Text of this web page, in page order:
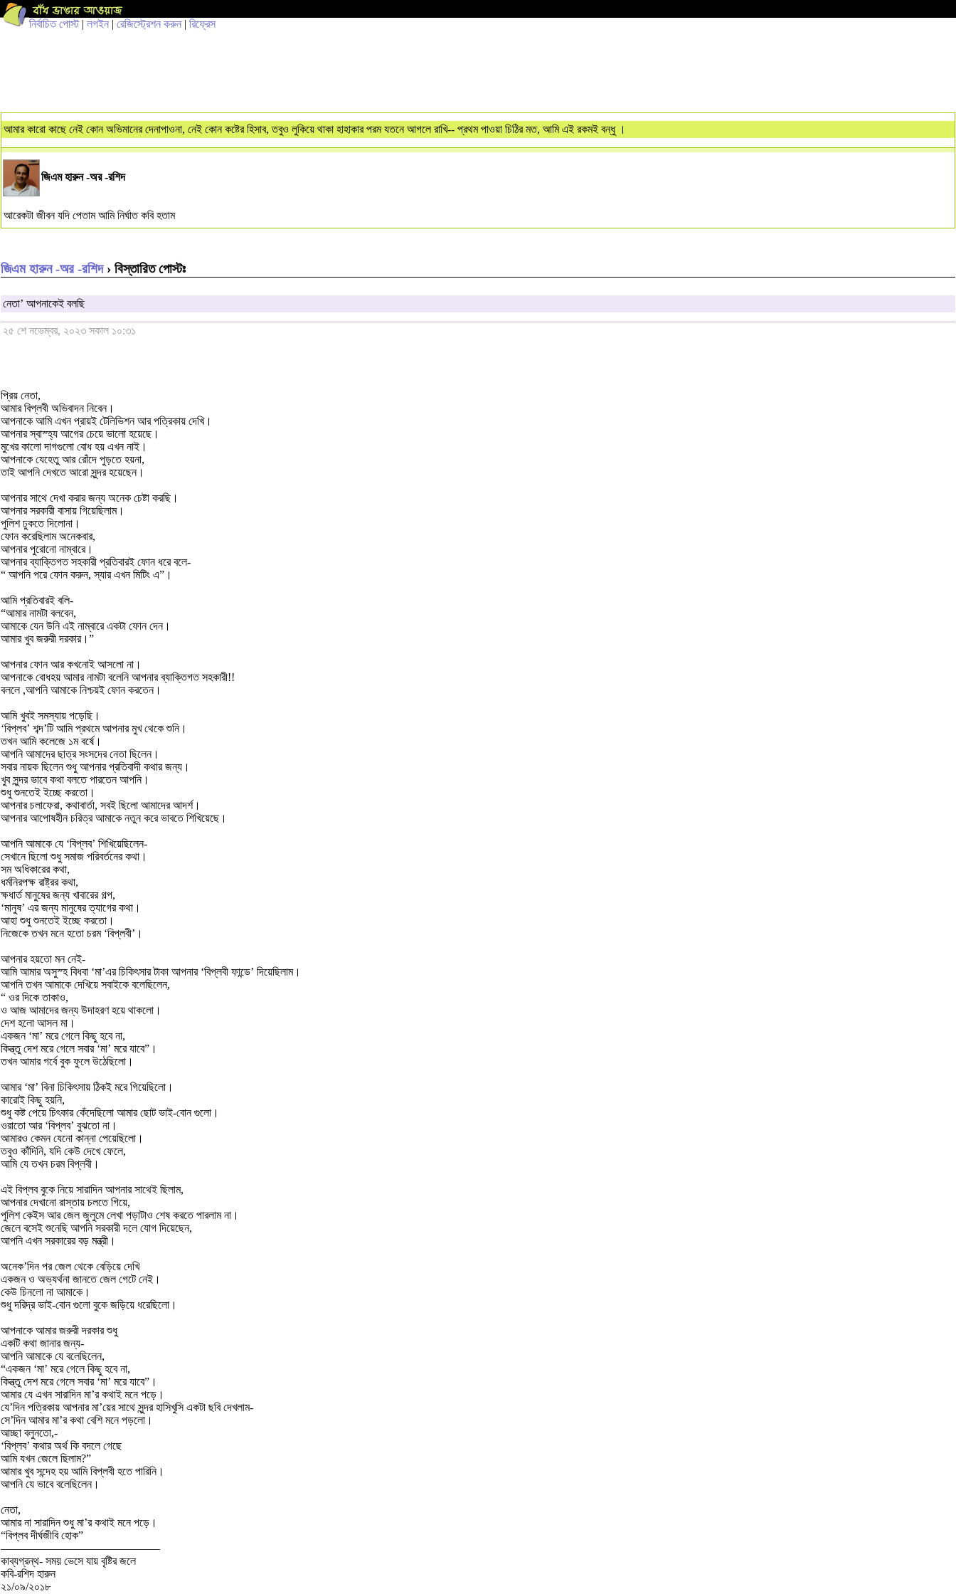
নির্বাচিত পোস্ট| লগইন | রেজিস্ট্রেশন করুন | রিফ্রেস
আমার কারো কাছে নেই কোন অভিমানের দেনাপাওনা, নেই কোন কষ্টের হিসাব, তবুও লুকিয়ে থাকা হাহাকার পরম যতনে আগলে রাখি-- প্রথম পাওয়া চিঠির মত, আমি এই রকমই বন্ধু ।
জিএম হারুন -অর -রশিদ
আরেকটা জীবন যদি পেতাম আমি নির্ঘাত কবি হতাম
জিএম হারুন -অর -রশিদ› বিস্তারিত পোস্টঃ
নেতা’ আপনাকেই বলছি
২৫ শে নভেম্বর, ২০২৩ সকাল ১০:৩১
প্রিয় নেতা,
আমার বিপ্লবী অভিবাদন নিবেন।
আপনাকে আমি এখন প্রায়ই টেলিভিশন আর পত্রিকায় দেখি।
আপনার স্বাস্হ্য আগের চেয়ে ভালো হয়েছে।
মুখের কালো দাগগুলো বোধ হয় এখন নাই।
আপনাকে যেহেতু আর রোঁদে পুড়তে হয়না,
তাই আপনি দেখতে আরো সুন্দর হয়েছেন।
আপনার সাথে দেখা করার জন্য অনেক চেষ্টা করছি।
আপনার সরকারী বাসায় গিয়েছিলাম।
পুলিশ ঢুকতে দিলোনা।
ফোন করেছিলাম অনেকবার,
আপনার পুরোনো নাম্বারে।
আপনার ব্যাক্তিগত সহকারী প্রতিবারই ফোন ধরে বলে-
“ আপনি পরে ফোন করুন, স্যার এখন মিটিং এ”।
আমি প্রতিবারই বলি-
“আমার নামটা বলবেন,
আমাকে যেন উনি এই নাম্বারে একটা ফোন দেন।
আমার খুব জরুরী দরকার।”
আপনার ফোন আর কখনোই আসলো না।
আপনাকে বোধহয় আমার নামটা বলেনি আপনার ব্যাক্তিগত সহকারী!!
বললে ,আপনি আমাকে নিশ্চয়ই ফোন করতেন।
আমি খুবই সমস্যায় পড়েছি।
‘বিপ্লব’ শব্দ’টি আমি প্রথমে আপনার মুখ থেকে শুনি।
তখন আমি কলেজে ১ম বর্ষে।
আপনি আমাদের ছাত্র সংসদের নেতা ছিলেন।
সবার নায়ক ছিলেন শুধু আপনার প্রতিবাদী কথার জন্য।
খুব সুন্দর ভাবে কথা বলতে পারতেন আপনি।
শুধু শুনতেই ইচ্ছে করতো।
আপনার চলাফেরা, কথাবার্তা, সবই ছিলো আমাদের আদর্শ।
আপনার আপোষহীন চরিত্র আমাকে নতুন করে ভাবতে শিখিয়েছে।
আপনি আমাকে যে ‘বিপ্লব’ শিখিয়েছিলেন-
সেখানে ছিলো শুধু সমাজ পরিবর্তনের কথা।
সম অধিকারের কথা,
ধর্মনিরপক্ষ রাষ্ট্রর কথা,
ক্ষধার্ত মানুষের জন্য খাবারের গল্প,
‘মানুষ’ এর জন্য মানুষের ত্যাগের কথা।
আহা শুধু শুনতেই ইচ্ছে করতো।
নিজেকে তখন মনে হতো চরম ‘বিপ্লবী’।
আপনার হয়তো মন নেই-
আমি আমার অসুস্হ বিধবা ‘মা’এর চিকিৎসার টাকা আপনার ‘বিপ্লবী ফান্ডে’ দিয়েছিলাম।
আপনি তখন আমাকে দেখিয়ে সবাইকে বলেছিলেন,
“ ওর দিকে তাকাও,
ও আজ আমাদের জন্য উদাহরণ হয়ে থাকলো।
দেশ হলো আসল মা।
একজন ‘মা’ মরে গেলে কিছু হবে না,
কিন্ত্তু দেশ মরে গেলে সবার ‘মা’ মরে যাবে”।
তখন আমার গর্বে বুক ফুলে উঠেছিলো।
আমার ‘মা’ বিনা চিকিৎসায় ঠিকই মরে গিয়েছিলো।
কারোই কিছু হয়নি,
শুধু কষ্ট পেয়ে চিৎকার কেঁদেছিলো আমার ছোট ভাই-বোন গুলো।
ওরাতো আর ‘বিপ্লব’ বুঝতো না।
আমারও কেমন যেনো কান্না পেয়েছিলো।
তবুও কাঁদিনি, যদি কেউ দেখে ফেলে,
আমি যে তখন চরম বিপ্লবী।
এই বিপ্লব বুকে নিয়ে সারাদিন আপনার সাথেই ছিলাম,
আপনার দেখানো রাস্তায় চলতে গিয়ে,
পুলিশ কেইস আর জেল জুলুমে লেখা পড়াটাও শেষ করতে পারলাম না।
জেলে বসেই শুনেছি আপনি সরকারী দলে যোগ দিয়েছেন,
আপনি এখন সরকারের বড় মন্ত্রী।
অনেক’দিন পর জেল থেকে বেড়িয়ে দেখি
একজন ও অভ্যর্থনা জানতে জেল গেটে নেই।
কেউ চিনলো না আমাকে।
শুধু দরিদ্র ভাই-বোন গুলো বুকে জড়িয়ে ধরেছিলো।
আপনাকে আমার জরুরী দরকার শুধু
একটি কথা জানার জন্য-
আপনি আমাকে যে বলেছিলেন,
“একজন ‘মা’ মরে গেলে কিছু হবে না,
কিন্ত্তু দেশ মরে গেলে সবার ‘মা’ মরে যাবে”।
আমার যে এখন সারাদিন মা’র কথাই মনে পড়ে।
যে’দিন পত্রিকায় আপনার মা’য়ের সাথে সুন্দর হাসিখুসি একটা ছবি দেখলাম-
সে’দিন আমার মা’র কথা বেশি মনে পড়লো।
আচ্ছা বলুনতো,-
‘বিপ্লব’ কথার অর্থ কি বদলে গেছে
আমি যখন জেলে ছিলাম?”
আমার খুব সন্দেহ হয় আমি বিপ্লবী হতে পারিনি।
আপনি যে ভাবে বলেছিলেন।
নেতা,
আমার না সারাদিন শুধু মা’র কথাই মনে পড়ে।
“বিপ্লব দীর্ঘজীবি হোক”
——————————————
কাব্যগ্রন্থ- সময় ভেসে যায় বৃষ্টির জলে
কবি-রশিদ হারুন
২১/০৯/২০১৮